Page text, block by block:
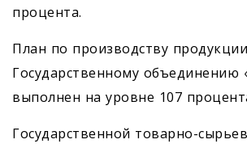
процента.
План по производству
Государственному объединению
выполнен на уровне 107
Государственной товарно-